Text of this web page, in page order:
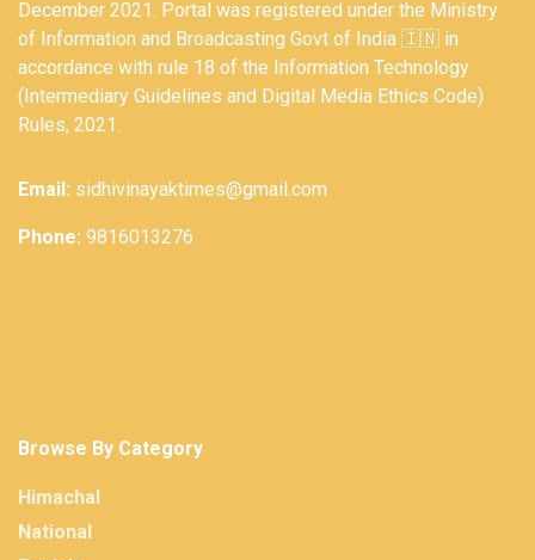
December 2021. Portal was registered under the Ministry
of Information and Broadcasting Govt of India 🇮🇳 in
accordance with rule 18 of the Information Technology
(Intermediary Guidelines and Digital Media Ethics Code)
Rules, 2021.
Email: sidhivinayaktimes@gmail.com
Phone: 9816013276
Browse By Category
Himachal
National